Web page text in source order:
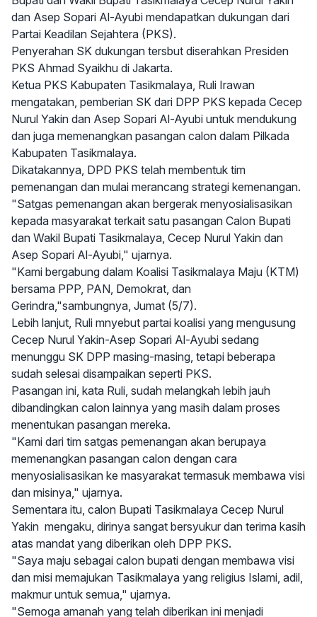
dan Asep Sopari Al-Ayubi mendapatkan dukungan dari
Partai Keadilan Sejahtera (PKS).
Penyerahan SK dukungan tersbut diserahkan Presiden
PKS Ahmad Syaikhu di Jakarta.
Ketua PKS Kabupaten Tasikmalaya, Ruli Irawan
mengatakan, pemberian SK dari DPP PKS kepada Cecep
Nurul Yakin dan Asep Sopari Al-Ayubi untuk mendukung
dan juga memenangkan pasangan calon dalam Pilkada
Kabupaten Tasikmalaya.
Dikatakannya, DPD PKS telah membentuk tim
pemenangan dan mulai merancang strategi kemenangan.
"Satgas pemenangan akan bergerak menyosialisasikan
kepada masyarakat terkait satu pasangan Calon Bupati
dan Wakil Bupati Tasikmalaya, Cecep Nurul Yakin dan
Asep Sopari Al-Ayubi," ujarnya.
"Kami bergabung dalam Koalisi Tasikmalaya Maju (KTM)
bersama PPP, PAN, Demokrat, dan
Gerindra,"sambungnya, Jumat (5/7).
Lebih lanjut, Ruli mnyebut partai koalisi yang mengusung
Cecep Nurul Yakin-Asep Sopari Al-Ayubi sedang
menunggu SK DPP masing-masing, tetapi beberapa
sudah selesai disampaikan seperti PKS.
Pasangan ini, kata Ruli, sudah melangkah lebih jauh
dibandingkan calon lainnya yang masih dalam proses
menentukan pasangan mereka.
"Kami dari tim satgas pemenangan akan berupaya
memenangkan pasangan calon dengan cara
menyosialisasikan ke masyarakat termasuk membawa visi
dan misinya," ujarnya.
Sementara itu, calon Bupati Tasikmalaya Cecep Nurul
Yakin mengaku, dirinya sangat bersyukur dan terima kasih
atas mandat yang diberikan oleh DPP PKS.
"Saya maju sebagai calon bupati dengan membawa visi
dan misi memajukan Tasikmalaya yang religius Islami, adil,
makmur untuk semua," ujarnya.
"Semoga amanah yang telah diberikan ini menjadi